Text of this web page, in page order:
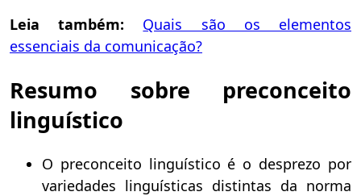
Leia também: Quais são os elementos
essenciais da comunicação?
Resumo sobre preconceito
linguístico
O preconceito linguístico é o desprezo por
variedades linguísticas distintas da norma